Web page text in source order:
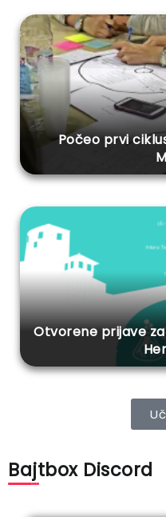
Počeo prvi
Otvorene prijave
Bajtbox Discord